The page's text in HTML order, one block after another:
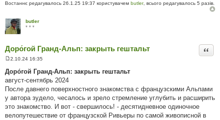
Востаннє редагувалось 26.1.25 19:37 користувачем butler, всього редагувалось 5 разів.
butler
* * *
Доро́гой Гранд-Альп: закрыть гештальт
в
і
о
м
е
н
2.10.24 16:35
Доро́гой Гранд-Альп: закрыть гештальт
август-сентябрь 2024
После давнего поверхностного знакомства с французскими Альпами
у автора зудело, чесалось и зрело стремление углубить и расширить
это знакомство. И вот - свершилось! - десятидневное одиночное
велопутешествие от французской Ривьеры по самой живописной в